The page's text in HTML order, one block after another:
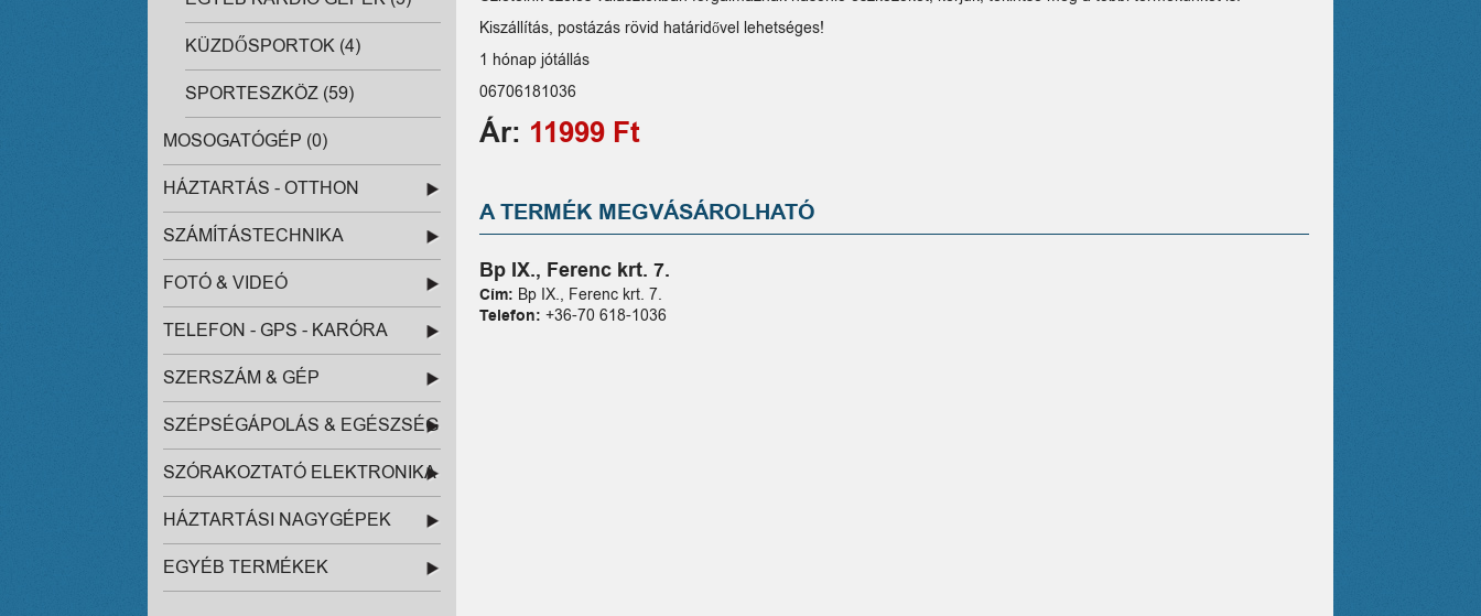
KÜZDŐSPORTOK (4)
SPORTESZKÖZ (59)
MOSOGATÓGÉP (0)
HÁZTARTÁS - OTTHON
SZÁMÍTÁSTECHNIKA
FOTÓ & VIDEÓ
TELEFON - GPS - KARÓRA
SZERSZÁM & GÉP
SZÉPSÉGÁPOLÁS & EGÉSZSÉG
SZÓRAKOZTATÓ ELEKTRONIKA
HÁZTARTÁSI NAGYGÉPEK
EGYÉB TERMÉKEK
Kiszállítás, postázás rövid határidővel lehetséges!
1 hónap jótállás
06706181036
Ár: 11999 Ft
A TERMÉK MEGVÁSÁROLHATÓ
Bp IX., Ferenc krt. 7.
Cím: Bp IX., Ferenc krt. 7.
Telefon:+36-70 618-1036